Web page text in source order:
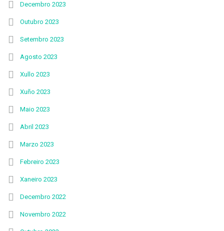
Decembro 2023
Outubro 2023
Setembro 2023
Agosto 2023
Xullo 2023
Xuño 2023
Maio 2023
Abril 2023
Marzo 2023
Febreiro 2023
Xaneiro 2023
Decembro 2022
Novembro 2022